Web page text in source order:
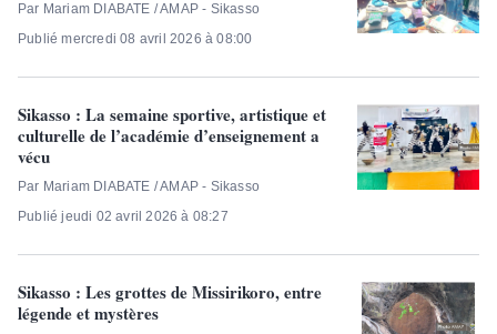
Par Mariam DIABATE / AMAP - Sikasso
Publié mercredi 08 avril 2026 à 08:00
Sikasso : La semaine sportive, artistique et
culturelle de l’académie d’enseignement a
vécu
Par Mariam DIABATE / AMAP - Sikasso
Publié jeudi 02 avril 2026 à 08:27
Sikasso : Les grottes de Missirikoro, entre
légende et mystères